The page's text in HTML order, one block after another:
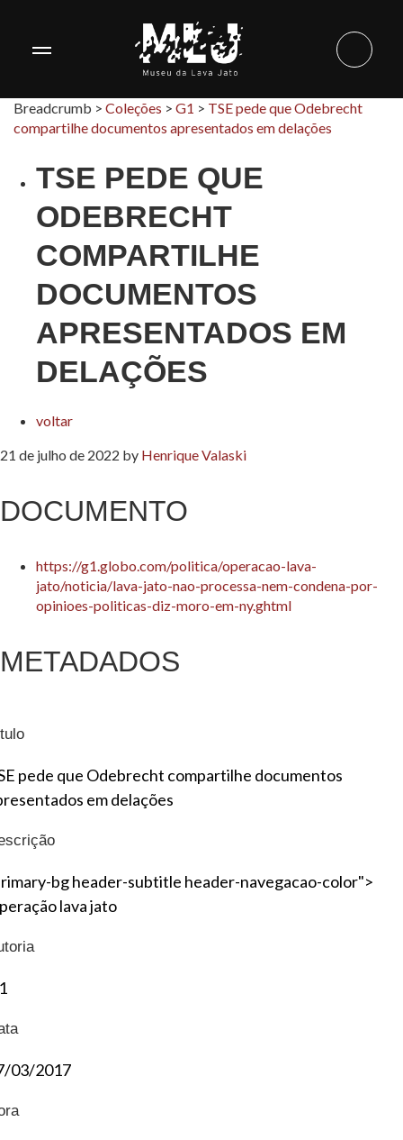
Breadcrumb > Coleções > G1 > TSE pede que Odebrecht
compartilhe documentos apresentados em delações
TSE PEDE QUE
ODEBRECHT
COMPARTILHE
DOCUMENTOS
APRESENTADOS EM
DELAÇÕES
voltar
21 de julho de 2022 by Henrique Valaski
DOCUMENTO
https://g1.globo.com/politica/operacao-lava-
jato/noticia/lava-jato-nao-processa-nem-condena-por-
opinioes-politicas-diz-moro-em-ny.ghtml
METADADOS
pede que Odebrecht compartilhe documentos
em delações
bg header-subtitle header-navegacao-color">
lava jato
03/2017